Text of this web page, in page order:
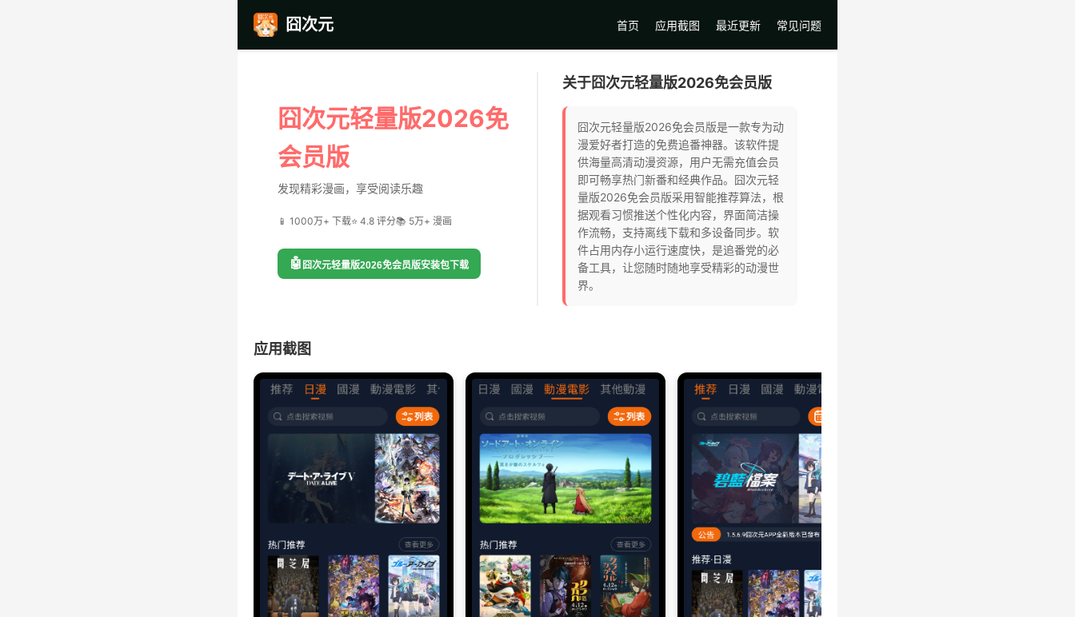
囧次元 首页 应用截图 最近更新 常见问题
囧次元轻量版2026免
会员版
发现精彩漫画，享受阅读乐趣
📱 1000万+ 下载⭐ 4.8 评分📚 5万+ 漫画
🤖 囧次元轻量版2026免会员版安装包下载
关于囧次元轻量版2026免会员版
囧次元轻量版2026免会员版是一款专为动
漫爱好者打造的免费追番神器。该软件提
供海量高清动漫资源，用户无需充值会员
即可畅享热门新番和经典作品。囧次元轻
量版2026免会员版采用智能推荐算法，根
据观看习惯推送个性化内容，界面简洁操
作流畅，支持离线下载和多设备同步。软
件占用内存小运行速度快，是追番党的必
备工具，让您随时随地享受精彩的动漫世
界。
应用截图